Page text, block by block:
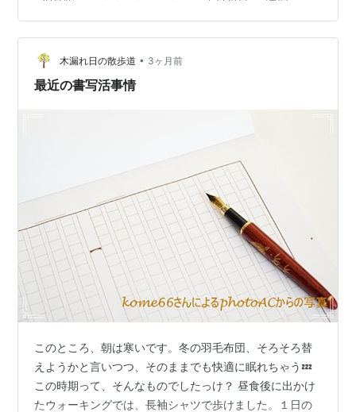
つかも。 どうしてか、こういうの、 ピッタリ終わらせる
ことができるんですよね。 別に残りのページを見て、 段
取りをしたわけではないです。 「50文字で書きましょ
う」とか、 「このスペースに文字を書き込みましょう」
とか、 行き当たりばったりなのに、 結構うま…
木漏れ日の散歩道 • 3ヶ月前
最近の書写活事情
このところ、朝は寒いです。冬の羽毛布団、そろそろ替
えようかと言いつつ、そのままでも快適に眠れちゃう💤
この時期って、そんなものでしたっけ？ 昼食後に出かけ
たウォーキングでは、長袖シャツで歩けました。１日の